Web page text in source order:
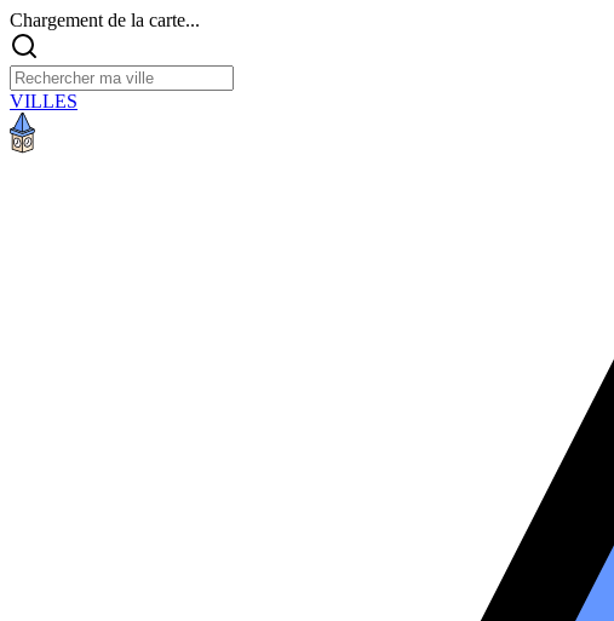
Chargement de la carte...
VILLES